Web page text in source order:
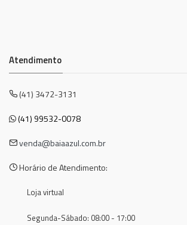
Atendimento
(41) 3472-3131
(41) 99532-0078
venda@baiaazul.com.br
Horário de Atendimento:
Loja virtual
Segunda-Sábado: 08:00 - 17:00